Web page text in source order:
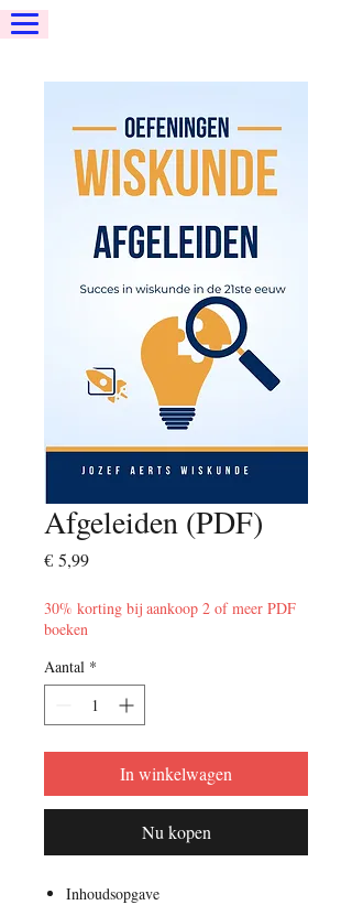
Afgeleiden (PDF)
€ 5,99Prijs
30% korting bij aankoop 2 of meer PDF
boeken
Aantal *
In winkelwagen
Nu kopen
Inhoudsopgave